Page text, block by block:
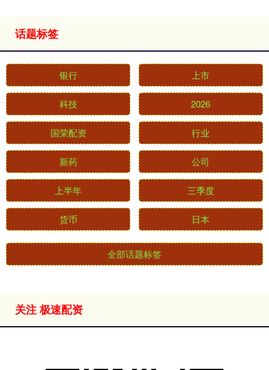
话题标签
银行 上市
科技 2026
国荣配资 行业
新药 公司
上半年 三季度
货币 日本
全部话题标签
关注 极速配资